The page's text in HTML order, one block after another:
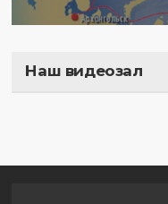
Наш видеозал